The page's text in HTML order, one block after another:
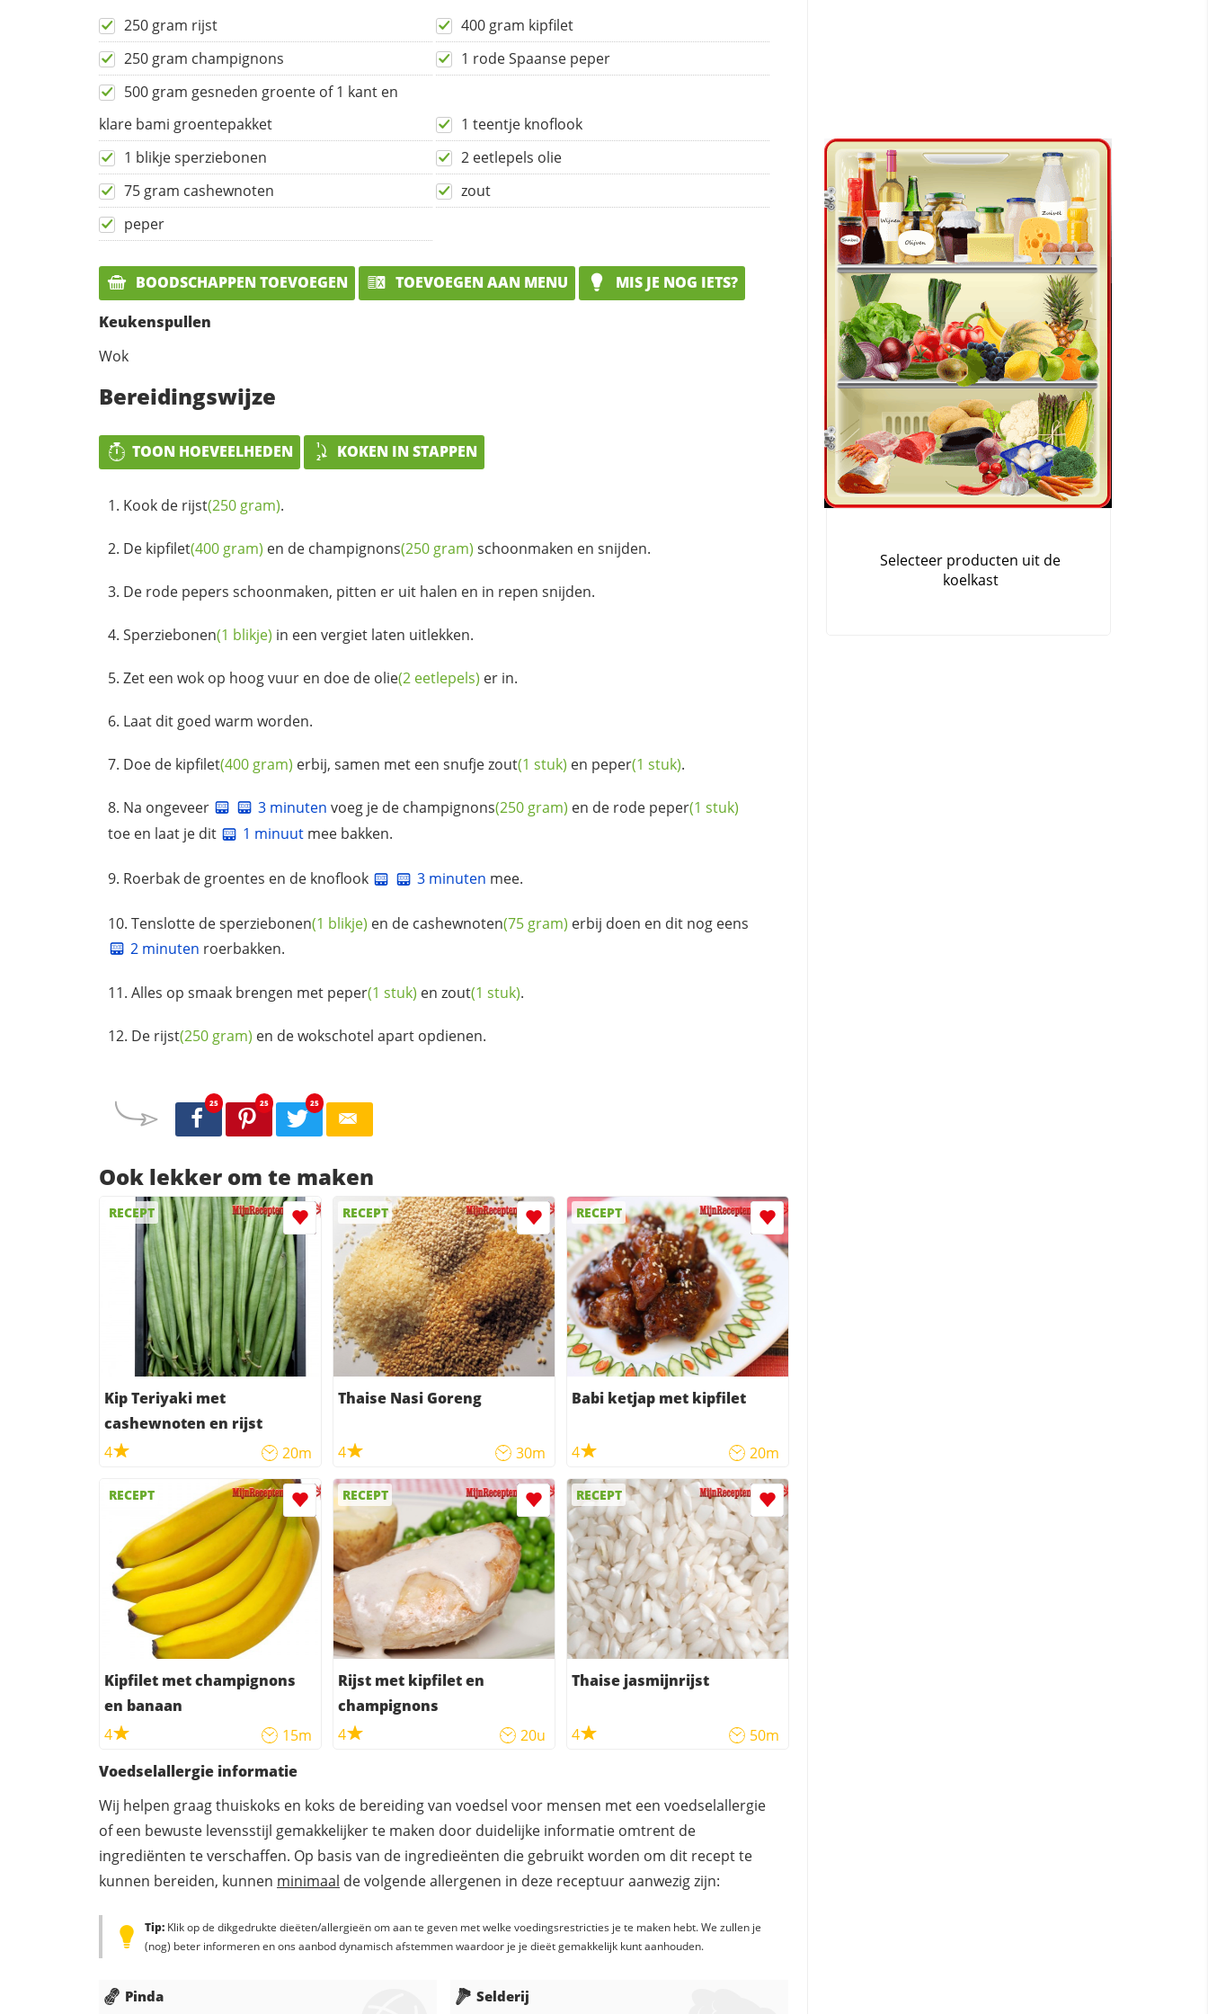
250 gram rijst
400 gram kipfilet
250 gram champignons
1 rode Spaanse peper
500 gram gesneden groente of 1 kant en
klare bami groentepakket
1 teentje knoflook
1 blikje sperziebonen
2 eetlepels olie
75 gram cashewnoten
zout
peper
BOODSCHAPPEN TOEVOEGEN TOEVOEGEN AAN MENU
MIS JE NOG IETS?
Keukenspullen
Wok
Bereidingswijze
TOON HOEVEELHEDEN KOKEN IN STAPPEN
Kook de rijst(250 gram).
De kipfilet(400 gram) en de champignons(250 gram) schoonmaken en snijden.
De rode pepers schoonmaken, pitten er uit halen en in repen snijden.
Sperziebonen(1 blikje) in een vergiet laten uitlekken.
Zet een wok op hoog vuur en doe de olie(2 eetlepels) er in.
Laat dit goed warm worden.
Doe de kipfilet(400 gram) erbij, samen met een snufjezout(1 stuk) en peper(1 stuk).
Na ongeveer 3 minuten voeg je de champignons(250 gram) en de rode peper(1 stuk)
toe en laat je dit
1 minuut mee bakken.
Roerbak de groentes en de knoflook 3 minuten mee.
Tenslotte desperziebonen(1 blikje) en de cashewnoten(75 gram) erbij doen en dit nog eens
2 minuten roerbakken.
Alles op smaak brengen met peper(1 stuk) en zout(1 stuk).
De rijst(250 gram) en de wokschotel apart opdienen.
25 25 25
Ook lekker om te maken
RECEPT
Kip Teriyaki met
cashewnoten en rijst
4
20m
RECEPT
Thaise Nasi Goreng
4 30m
RECEPT
Babi ketjap met kipfilet
4 20m
RECEPT
Kipfilet met champignons
en banaan
4
15m
RECEPT
Rijst met kipfilet en
champignons
4
20u
RECEPT
Thaise jasmijnrijst
4
50m
Voedselallergie informatie
Wij helpen graag thuiskoks en koks de bereiding van voedsel voor mensen met een voedselallergie
of een bewuste levensstijl gemakkelijker te maken door duidelijke informatie omtrent de
ingrediënten te verschaffen. Op basis van de ingredieënten die gebruikt worden om dit recept te
kunnen bereiden, kunnen minimaal de volgende allergenen in deze receptuur aanwezig zijn:
Tip: Klik op de dikgedrukte dieëten/allergieën om aan te geven met welke voedingsrestricties je te maken hebt. We zullen je
(nog) beter informeren en ons aanbod dynamisch afstemmen waardoor je je dieët gemakkelijk kunt aanhouden.
Pinda Selderij